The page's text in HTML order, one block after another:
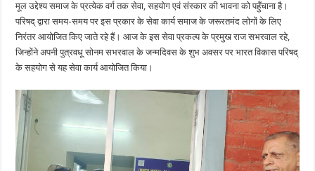
मूल उद्देश्य समाज के प्रत्येक वर्ग तक सेवा, सहयोग एवं संस्कार की भावना को पहुँचाना है।
परिषद् द्वारा समय-समय पर इस प्रकार के सेवा कार्य समाज के जरूरतमंद लोगों के लिए
निरंतर आयोजित किए जाते रहे हैं। आज के इस सेवा प्रकल्प के प्रमुख राज सभरवाल रहे,
जिन्होंने अपनी पुत्रवधू सोनम सभरवाल के जन्मदिवस के शुभ अवसर पर भारत विकास परिषद्
के सहयोग से यह सेवा कार्य आयोजित किया।